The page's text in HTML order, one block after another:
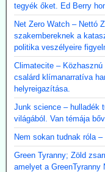
tegyék őket. Ed Berry
Net Zero Watch – Nettó
szakembereknek a
politika veszélyeire
Climatecite –
csalárd klímanarratíva
helyreigazítása.
Junk science – hulladék
világából. Van témája
Nem sokan tudnak róla
Green Tyranny; Zöld
amelyet a GreenTyranny